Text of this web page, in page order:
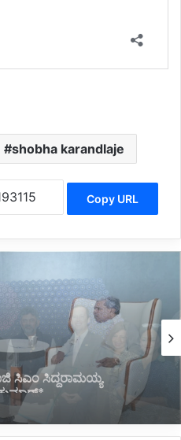
shobha karandlaje
Copy URL
ಕರ್ನಾಟಕ ಮುಂಚೂಣಿ:
ಅಮೆರಿಕ ಕಾನ್ಸುಲೇಟ್